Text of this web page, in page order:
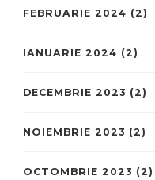
FEBRUARIE 2024 (2)
IANUARIE 2024 (2)
DECEMBRIE 2023 (2)
NOIEMBRIE 2023 (2)
OCTOMBRIE 2023 (2)